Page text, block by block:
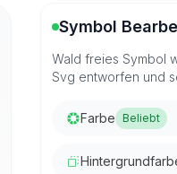
Symbol
Wald freies Symbol
Svg entworfen und
Farbe Beliebt